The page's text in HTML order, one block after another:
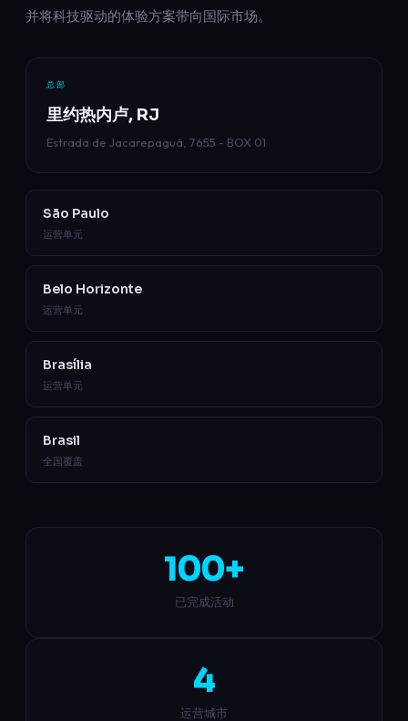
并将科技驱动的体验方案带向国际市场。
总部
里约热内卢, RJ
Estrada de Jacarepaguá, 7655 - BOX 01
São Paulo
运营单元
Belo Horizonte
运营单元
Brasília
运营单元
Brasil
全国覆盖
100+
已完成活动
4
运营城市